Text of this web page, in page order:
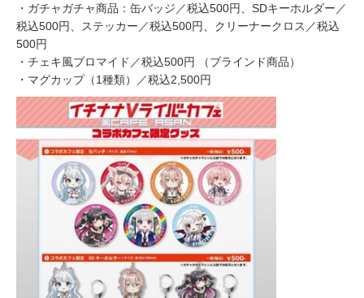
・ガチャガチャ商品：缶バッジ／税込500円、SDキーホルダー／
税込500円、ステッカー／税込500円、クリーナークロス／税込
500円
・チェキ風ブロマイド／税込500円 （ブラインド商品）
・マグカップ（1種類）／税込2,500円